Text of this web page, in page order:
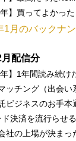
年】買ってよかっ
1月のバックナ
配信分
年】1年間読み続け
ッチング（出会
ビジネスのお手
決済を流行らせ
社の上場が決まっ